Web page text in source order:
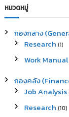
r
c
f
หมวดหมู่
กองกลาง
Research (1)
Work Manual
กองคลัง
Job Analysis
Research (10)